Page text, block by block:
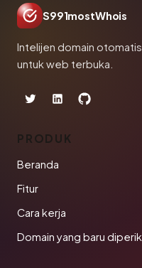
S991mostWhois
Intelijen domain
untuk web terbuka.
PRODUK
Beranda
Fitur
Cara kerja
Domain yang baru